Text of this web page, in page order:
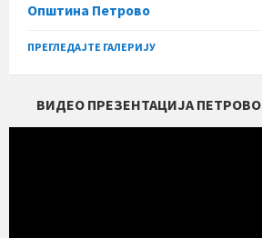
Општина Петрово
ПРЕГЛЕДАЈТЕ ГАЛЕРИЈУ
ВИДЕО ПРЕЗЕНТАЦИЈА ПЕТРОВО